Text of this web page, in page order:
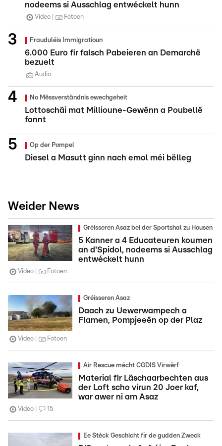
nodeems si Ausschlag entwéckelt hunn
Video Fotoen
Frauduléis Immigratioun
6.000 Euro fir falsch Pabeieren an Demarchë
bezuelt
Audio
No Mëssverständnis ewechgeheit
Lottoschäi mat Millioune-Gewënn a Poubellë
fonnt
Op der Pompel
Diesel a Masutt ginn nach emol méi bëlleg
Weider News
Gréisseren Asaz bei der Sportshal zu Housen
5 Kanner a 4 Educateuren koumen
an d'Spidol, nodeems si Ausschlag
entwéckelt hunn
Video Fotoen
Gréisseren Asaz
Daach zu Uewerwampech a
Flamen, Pompjeeën op der Plaz
Video Fotoen
Air Rescue mécht CGDIS Virwërf
Material fir Läschaarbechten aus
der Loft scho virun 20 Joer kaf,
war awer ni am Asaz
Video 15
Ee Stéck Geschicht fir de gudden Zweck